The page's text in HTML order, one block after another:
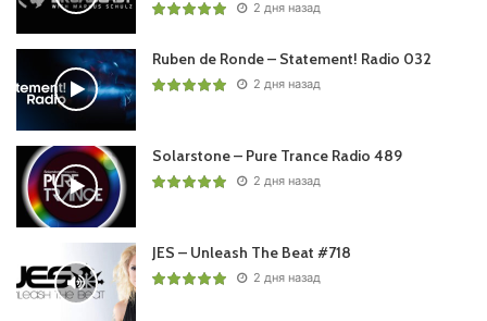
2 дня назад
Ruben de Ronde – Statement! Radio 032
2 дня назад
Solarstone – Pure Trance Radio 489
2 дня назад
JES – Unleash The Beat #718
2 дня назад